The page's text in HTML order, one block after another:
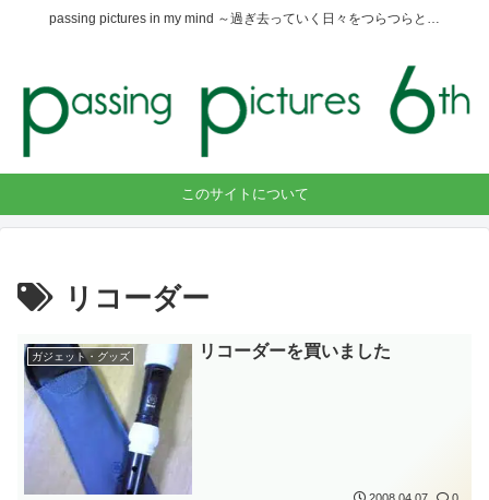
passing pictures in my mind ～過ぎ去っていく日々をつらつらと…
このサイトについて
リコーダー
ガジェット・グッズ リコーダーを買いました